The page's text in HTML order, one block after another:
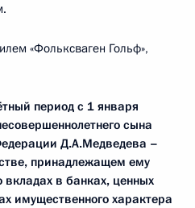
«Фольксваген Гольф»,
период с 1 января
сына
Д.А.Медведева –
принадлежащем ему
вкладах в банках, ценных
имущественного характера